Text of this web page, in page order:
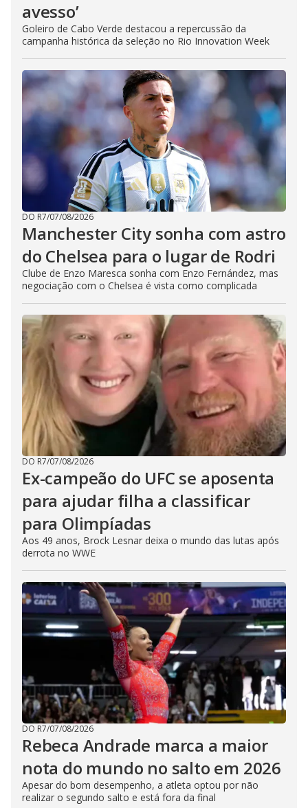
avesso’
Goleiro de Cabo Verde destacou a repercussão da
campanha histórica da seleção no Rio Innovation Week
DO R7/07/08/2026
Manchester City sonha com astro
do Chelsea para o lugar de Rodri
Clube de Enzo Maresca sonha com Enzo Fernández, mas
negociação com o Chelsea é vista como complicada
DO R7/07/08/2026
Ex-campeão do UFC se aposenta
para ajudar filha a classificar
para Olimpíadas
Aos 49 anos, Brock Lesnar deixa o mundo das lutas após
derrota no WWE
DO R7/07/08/2026
Rebeca Andrade marca a maior
nota do mundo no salto em 2026
Apesar do bom desempenho, a atleta optou por não
realizar o segundo salto e está fora da final